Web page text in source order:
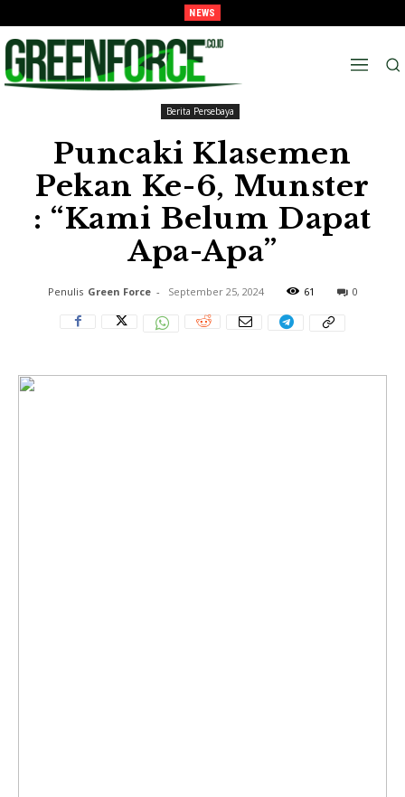
NEWS
Musim”
Beranda Berita Persebaya
Berita Persebaya
Puncaki Klasemen
Pekan Ke-6, Munster
: “Kami Belum Dapat
Apa-Apa”
Penulis Green Force - September 25, 2024 61 0